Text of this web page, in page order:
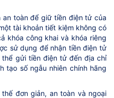
toàn để giữ tiền điện tử của
tài khoản tiết kiệm không có
khóa công khai và khóa riêng
sử dụng để nhận tiền điện tử
gửi tiền điện tử đến địa chỉ
tạo số ngẫu nhiên chính hãng
đơn giản, an toàn và ngoại